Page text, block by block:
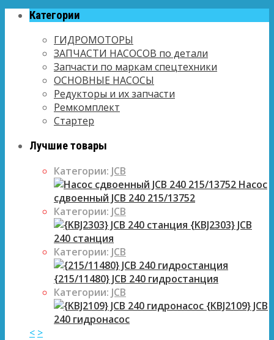
Категории
ГИДРОМОТОРЫ
ЗАПЧАСТИ НАСОСОВ по детали
Запчасти по маркам спецтехники
ОСНОВНЫЕ НАСОСЫ
Редукторы и их запчасти
Ремкомплект
Стартер
Лучшие товары
Категории: JCB
Насос
сдвоенный JCB 240 215/13752
Категории: JCB
{KBJ2303} JCB
240 станция
Категории: JCB
{215/11480} JCB 240 гидростанция
Категории: JCB
{KBJ2109} JCB
240 гидронасос
< >